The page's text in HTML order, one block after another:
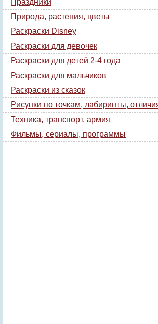
Природа, растения, цветы
Раскраски Disney
Раскраски для девочек
Раскраски для детей 2-4 года
Раскраски для мальчиков
Раскраски из сказок
Рисунки по точкам, лабиринты,
Техника, транспорт, армия
Фильмы, сериалы, программы